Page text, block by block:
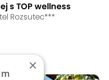
s TOP wellness
Rozsutec***
×